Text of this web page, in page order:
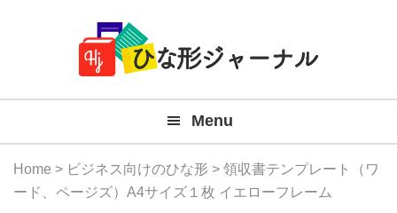
Navigation
料
テ
プ
レ
Menu
Home > ビジネス向けのひな形 > 領収書テンプレート（ワ
ード、ページズ）A4サイズ１枚 イエローフレーム